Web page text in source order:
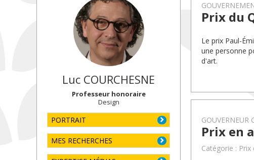
Luc COURCHESNE
Professeur honoraire
Design
PORTRAIT
MES RECHERCHES
Prix du
Le prix Paul-
une personne
d'art.
GOUVERNEUR
Prix en
Catégorie :